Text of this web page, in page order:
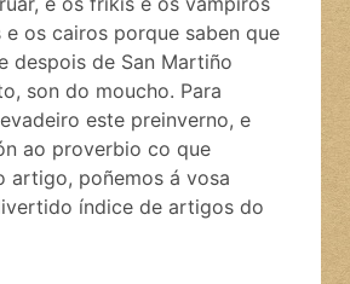
e os cairos porque saben que
despois de San Martiño
son do moucho. Para
este preinverno, e
ao proverbio co que
artigo, poñemos á vosa
índice de artigos do